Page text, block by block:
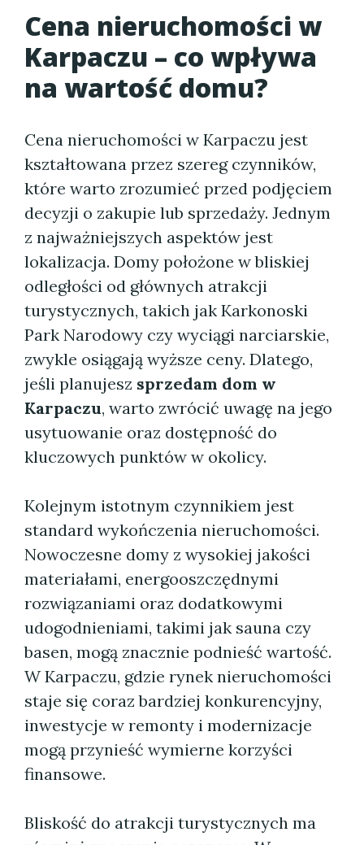
Cena nieruchomości w
Karpaczu – co wpływa
na wartość domu?
Cena nieruchomości w Karpaczu jest
kształtowana przez szereg czynników,
które warto zrozumieć przed podjęciem
decyzji o zakupie lub sprzedaży. Jednym
z najważniejszych aspektów jest
lokalizacja. Domy położone w bliskiej
odległości od głównych atrakcji
turystycznych, takich jak Karkonoski
Park Narodowy czy wyciągi narciarskie,
zwykle osiągają wyższe ceny. Dlatego,
jeśli planujesz sprzedam dom w
Karpaczu, warto zwrócić uwagę na jego
usytuowanie oraz dostępność do
kluczowych punktów w okolicy.
Kolejnym istotnym czynnikiem jest
standard wykończenia nieruchomości.
Nowoczesne domy z wysokiej jakości
materiałami, energooszczędnymi
rozwiązaniami oraz dodatkowymi
udogodnieniami, takimi jak sauna czy
basen, mogą znacznie podnieść wartość.
W Karpaczu, gdzie rynek nieruchomości
staje się coraz bardziej konkurencyjny,
inwestycje w remonty i modernizacje
mogą przynieść wymierne korzyści
finansowe.
Bliskość do atrakcji turystycznych ma